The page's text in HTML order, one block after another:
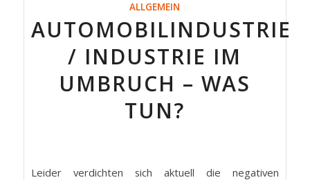
ALLGEMEIN
AUTOMOBILINDUSTRIE
/ INDUSTRIE IM
UMBRUCH – WAS
TUN?
Leider verdichten sich aktuell die negativen